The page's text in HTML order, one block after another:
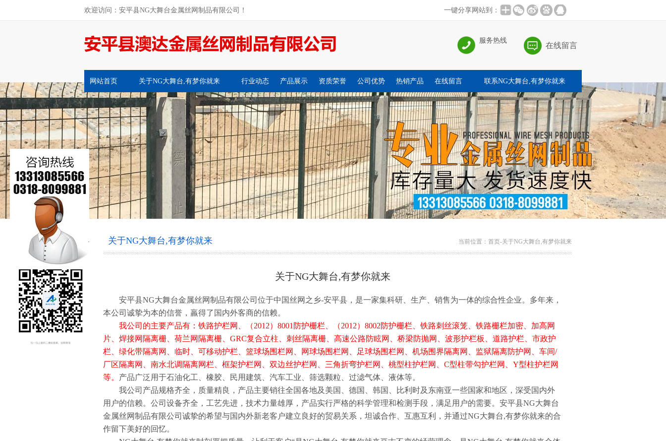
欢迎访问：安平县NG大舞台金属丝网制品有限公司！ 一键分享网站到：
在线留言
服务热线
网站首页 关于NG大舞台,有梦你就来 行业动态 产品展示 资质荣誉 公司优势 热销产品 在线留言 联系NG大舞台,有梦你就来
关于NG大舞台,有梦你就来 当前位置： 首页-关于NG大舞台,有梦你就来
关于NG大舞台,有梦你就来
安平县NG大舞台金属丝网制品有限公司位于中国丝网之乡-安平县，是一家集科研、生产、销售为一体的综合性企业。多年来，
本公司诚挚为本的信誉，羸得了国内外客商的信赖。
我公司的主要产品有：铁路护栏网、（2012）8001防护栅栏、（2012）8002防护栅栏、铁路刺丝滚笼、铁路栅栏加密、加高网
片、焊接网隔离栅、荷兰网隔离栅、GRC复合立柱、刺丝隔离栅、高速公路防眩网、桥梁防抛网、波形护栏板、道路护栏、市政护
栏、绿化带隔离网、临时、可移动护栏、篮球场围栏网、网球场围栏网、足球场围栏网、机场围界隔离网、监狱隔离防护网、车间/
厂区隔离网、南水北调隔离网栏、框架护栏网、双边丝护栏网、三角折弯护栏网、桃型柱护栏网、C型柱带勾护栏网、Y型柱护栏网
等。 产品广泛用于石油化工、橡胶、民用建筑、汽车工业、筛选颗粒、过滤气体、液体等。
我公司产品规格齐全，质量精良，产品主要销往全国各地及美国、德国、韩国、比利时及东南亚一些国家和地区，深受国内外
用户的信赖。公司设备齐全，工艺先进，技术力量雄厚，产品实行严格的科学管理和检测手段，满足用户的需要。安平县NG大舞台
金属丝网制品有限公司诚挚的希望与国内外新老客户建立良好的贸易关系，坦诚合作、互惠互利，并通过NG大舞台,有梦你就来的合
作留下美好的回忆。